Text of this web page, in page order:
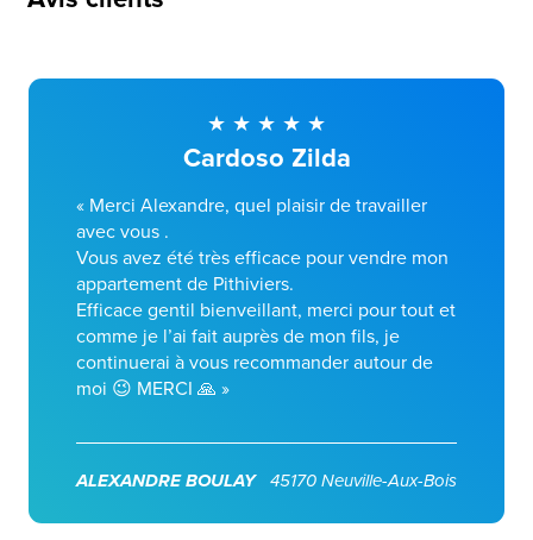
Cardoso Zilda
« Merci Alexandre, quel plaisir de travailler
avec vous .
Vous avez été très efficace pour vendre mon
appartement de Pithiviers.
Efficace gentil bienveillant, merci pour tout et
comme je l’ai fait auprès de mon fils, je
continuerai à vous recommander autour de
moi 😉 MERCI 🙏 »
ALEXANDRE BOULAY 45170 Neuville-Aux-Bois